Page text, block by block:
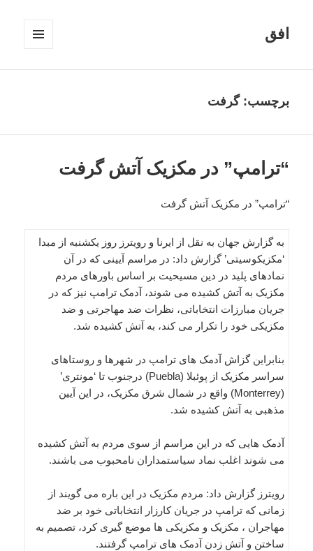
افق
برچسب:گرفت
“ترامپ” در مکزیک آتش گرفت
“ترامپ” در مکزیک آتش گرفت
به گزارش جهان به نقل از ایرنا و رویترز روز یکشنبه از مبدا
‘مکزیکوسیتی’ گزارش داد: در مراسم آیینی که در آن
نمادهای پلید در دین مسیحیت بر اساس باورهای مردم
مکزیک به آتش کشیده می شوند، آدمک ترامپ نیز که در
جریان مبارزات انتخاباتی، نظرات ضد مهاجرتی و ضد
مکزیکی خود را تکرار می کند، به آتش کشیده شد.
بنابراین گزاش آدمک های ترامپ در شهرها و روستاهای
سراسر مکزیک از پوئبلا (Puebla) درجنوب تا ‘مونتری’
(Monterrey) واقع در شمال شرق مکزیک، در این آیین
مذهبی به آتش کشیده شد.
آدمک هایی که در این مراسم از سوی مردم به آتش کشیده
می شوند اغلب نماد سیاستمداران نامحبوب می باشند.
رویترز گزارش داد: مردم مکزیک در این باره می گویند از
زمانی که ترامپ در جریان کارزار انتخاباتی خود بر ضد
مهاجران ، مکزیک و مکزیکی ها موضع گیری کرد، تصمیم به
ساختن و آتش زدن آدمک های ترامپ گرفتند.